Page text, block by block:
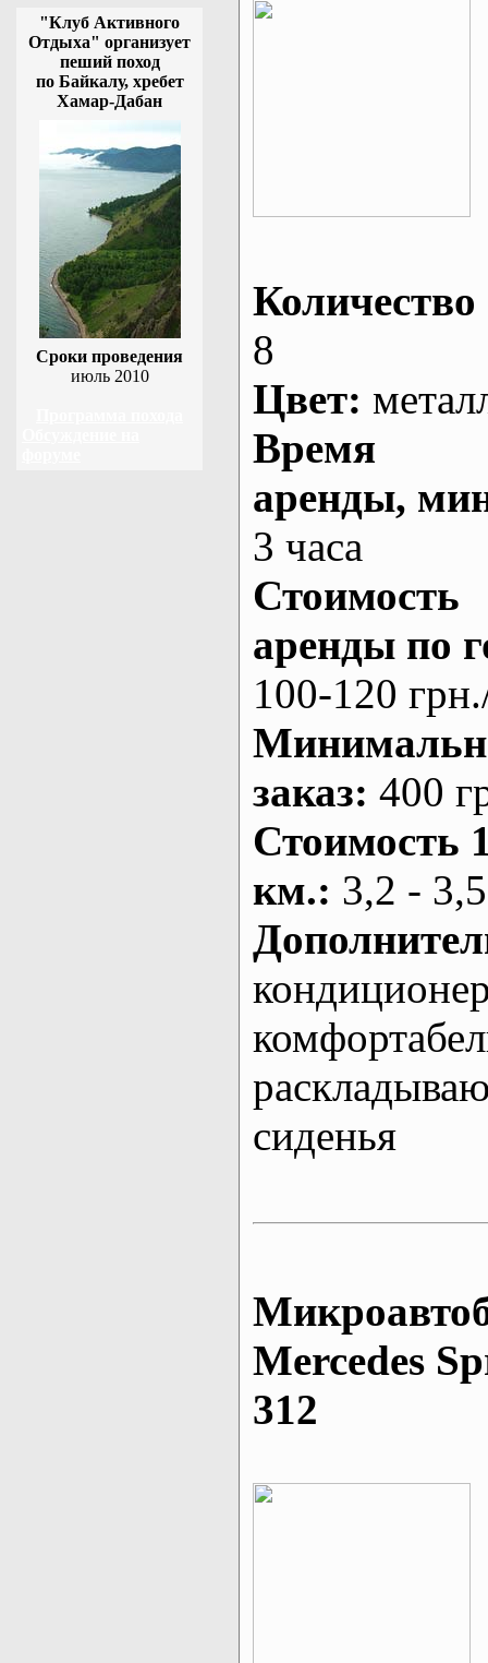
"Клуб Активного
Отдыха" организует
пеший поход
по Байкалу, хребет
Хамар-Дабан
Сроки проведения
июль 2010
Количество
8
Цвет:
Время
аренды,
3 часа
Стоимость
аренды по
100-120
заказ: 400
Стоимость
км.: 3,2 -
сиденья
Mеrcedes
312